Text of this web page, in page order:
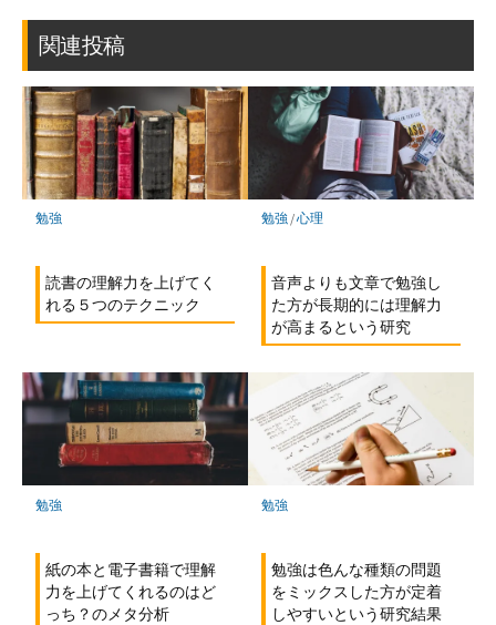
ク
ー
ク
に
保
存
関連投稿
勉強
読書の理解力を上げてく
れる５つのテクニック
勉強/心理
音声よりも文章で勉強し
た方が長期的には理解力
が高まるという研究
勉強
紙の本と電子書籍で理解
力を上げてくれるのはど
っち？のメタ分析
勉強
勉強は色んな種類の問題
をミックスした方が定着
しやすいという研究結果